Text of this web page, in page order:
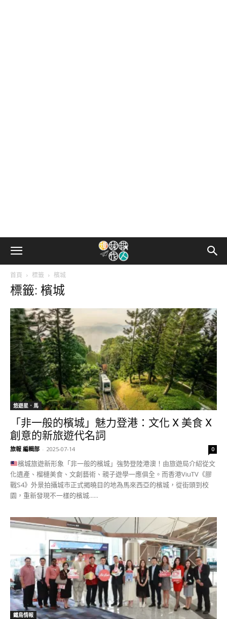
首頁 標籤 檳城
標籤: 檳城
悠遊星．馬
「非一般的檳城」魅力登港：文化 X 美食 X
創意的新旅遊代名詞
旅報 編輯部 - 2025-07-14 0
檳城旅遊新形象「非一般的檳城」強勢登陸港澳！由旅遊局介紹從文
化遺產、榴槤美食、文創藝術、親子遊學一應俱全。而香港ViuTV《膠
戰S4》外景拍攝城市正式揭曉目的地為馬來西亞的檳城，從街頭到校
園，重新發現不一樣的檳城......
鐵鳥情報